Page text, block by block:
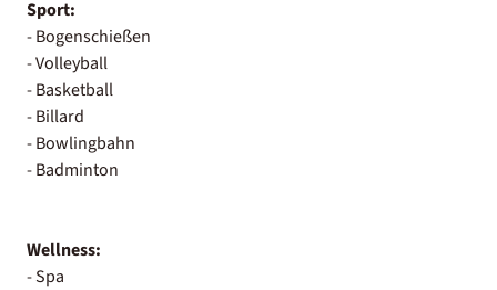
Sport:
- Bogenschießen
- Volleyball
- Basketball
- Billard
- Bowlingbahn
- Badminton
Wellness:
- Spa